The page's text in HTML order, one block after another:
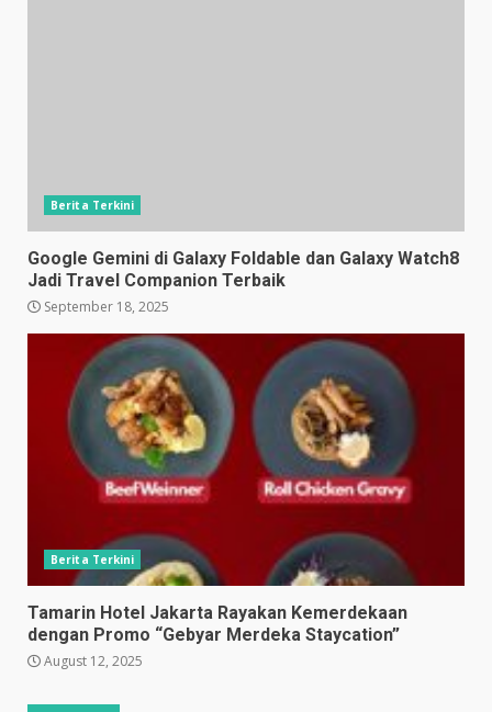
Berita Terkini
Google Gemini di Galaxy Foldable dan Galaxy Watch8
Jadi Travel Companion Terbaik
September 18, 2025
Berita Terkini
Tamarin Hotel Jakarta Rayakan Kemerdekaan
dengan Promo “Gebyar Merdeka Staycation”
August 12, 2025